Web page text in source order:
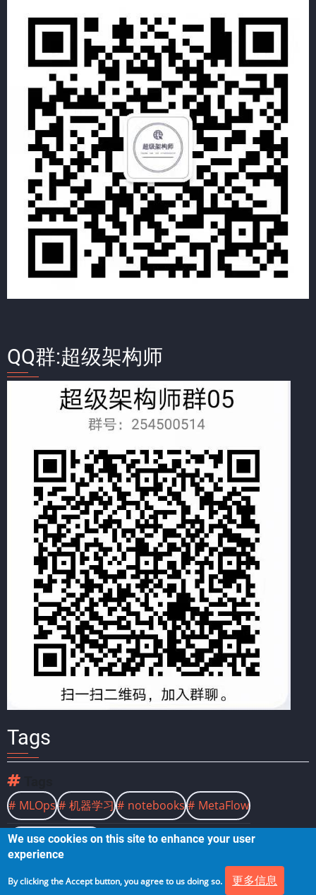
QQ群:超级架构师
Tags
MLOps 机器学习 notebooks MetaFlow
Stable Diffusion
We use cookies on this site to enhance your user
experience
By clicking the Accept button, you agree to us doing so. 更多信息